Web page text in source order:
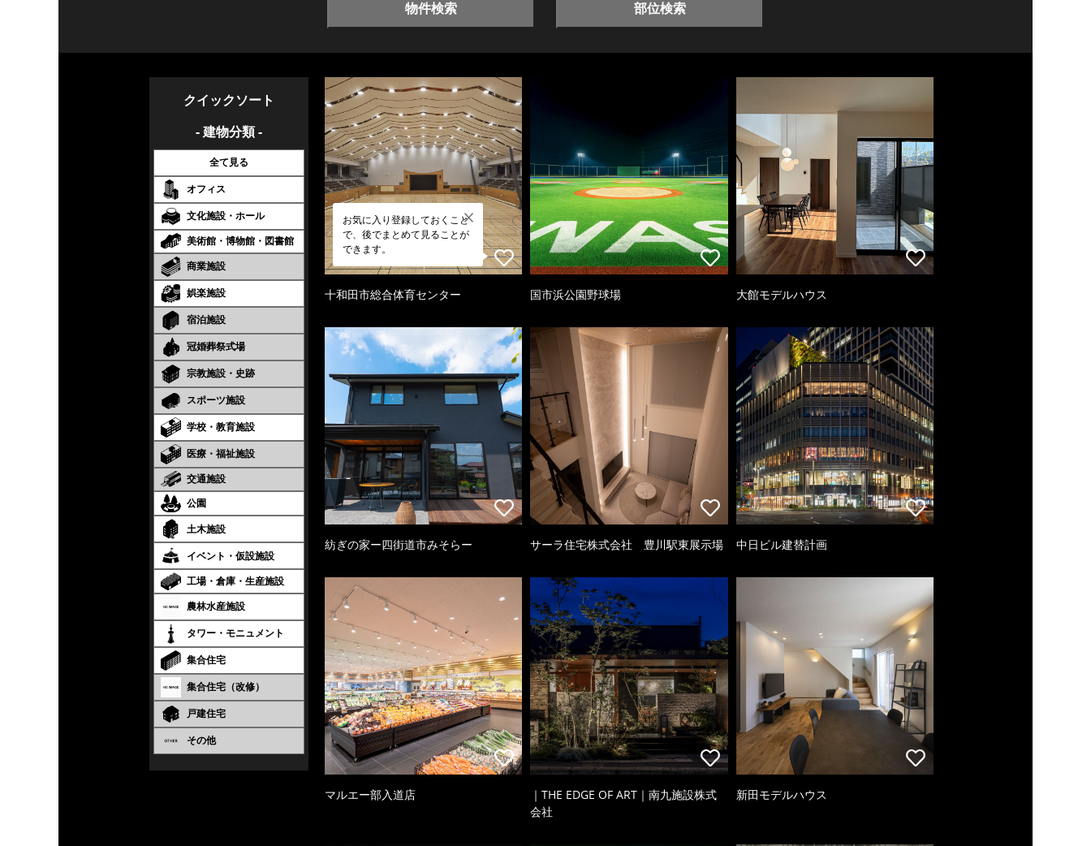
物件検索 部位検索
クイックソート
- 建物分類 -
全て見る
オフィス
文化施設・ホール
美術館・博物館・図書館
商業施設
娯楽施設
宿泊施設
冠婚葬祭式場
宗教施設・史跡
スポーツ施設
学校・教育施設
医療・福祉施設
交通施設
公園
土木施設
イベント・仮設施設
工場・倉庫・生産施設
農林水産施設
タワー・モニュメント
集合住宅
集合住宅（改修）
戸建住宅
その他
お気に入り登録しておくこと
で、後でまとめて見ることが
できます。
十和田市総合体育センター 国市浜公園野球場 大館モデルハウス
紡ぎの家ー四街道市みそらー サーラ住宅株式会社 豊川駅東展示場 中日ビル建替計画
マルエー部入道店
｜THE EDGE OF ART｜南九施設株式
会社
新田モデルハウス